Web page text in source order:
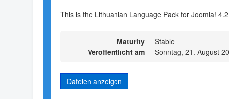
This is the Lithuanian Language Pack for Joomla!
Maturity
Stable
Veröffentlicht am
Sonntag, 21. August
Dateien anzeigen